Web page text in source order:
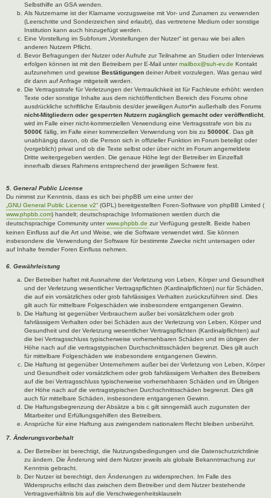
Selbsthilfe an GSA wenden.
Als Nutzername ist der Klarname vorzugsweise mit Vor- und Zunamen zu verwenden
(Leerschritte und Sonderzeichen sind erlaubt), das vertretene Medium oder sonstige
Institution kann auch hinzugefügt werden.
Eine Vorstellung im Subforum „Vorstellungen der Nutzer“ ist genau wie bei allen
anderen Nutzern Pflicht.
Bevor Befragungen der Nutzer oder Aufrufe zur Teilnahme an Studien oder Interviews
erfolgen können ist mit den Betreibern per E-Mail untermailbox@suh-ev.de Kontakt
aufzunehmen und gewisse Bestätigungen deiner Arbeit vorzulegen. Was genau wird
dir dann auf Anfrage mitgeteilt werden.
Die Vertragsstrafe für Verletzungen der Vertraulichkeit ist für Fachleute erhöht: werden
Texte oder sonstige Inhalte aus dem nichtöffentlichen Bereich des Forums ohne
ausdrückliche schriftliche Erlaubnis des/der jeweiligen Autor*in außerhalb des Forums
nicht-Mitgliedern oder gesperrten Nutzern zugänglich gemacht oder veröffentlicht,
wird im Falle einer nicht-kommerziellen Verwendung eine Vertragsstrafe von bis zu
5000€ fällig, im Falle einer kommerziellen Verwendung von bis zu 50000€ . Das gilt
unabhängig davon, ob die Person sich in offizieller Funktion im Forum beteiligt oder
(vorgeblich) privat und ob die Texte selbst oder über nicht im Forum angemeldete
Dritte weitergegeben werden. Die genaue Höhe legt der Betreiber im Einzelfall
innerhalb dieses Rahmens entsprechend der jeweiligen Schwere fest.
5. General Public License
Du nimmst zur Kenntnis, dass es sich bei phpBB um eine unter der
„GNU General Public License v2“ (GPL) bereitgestellten Foren-Software von phpBB Limited (
www.phpbb.com) handelt; deutschsprachige Informationen werden durch die
deutschsprachige Community unterwww.phpbb.de zur Verfügung gestellt. Beide haben
keinen Einfluss auf die Art und Weise, wie die Software verwendet wird. Sie können
insbesondere die Verwendung der Software für bestimmte Zwecke nicht untersagen oder
auf Inhalte fremder Foren Einfluss nehmen.
6. Gewährleistung
Der Betreiber haftet mit Ausnahme der Verletzung von Leben, Körper und Gesundheit
und der Verletzung wesentlicher Vertragspflichten (Kardinalpflichten) nur für Schäden,
die auf ein vorsätzliches oder grob fahrlässiges Verhalten zurückzuführen sind. Dies
gilt auch für mittelbare Folgeschäden wie insbesondere entgangenen Gewinn.
Die Haftung ist gegenüber Verbrauchern außer bei vorsätzlichem oder grob
fahrlässigem Verhalten oder bei Schäden aus der Verletzung von Leben, Körper und
Gesundheit und der Verletzung wesentlicher Vertragspflichten (Kardinalpflichten) auf
die bei Vertragsschluss typischerweise vorhersehbaren Schäden und im übrigen der
Höhe nach auf die vertragstypischen Durchschnittsschäden begrenzt. Dies gilt auch
für mittelbare Folgeschäden wie insbesondere entgangenen Gewinn.
Die Haftung ist gegenüber Unternehmern außer bei der Verletzung von Leben, Körper
und Gesundheit oder vorsätzlichem oder grob fahrlässigem Verhalten des Betreibers
auf die bei Vertragsschluss typischerweise vorhersehbaren Schäden und im Übrigen
der Höhe nach auf die vertragstypischen Durchschnittsschäden begrenzt. Dies gilt
auch für mittelbare Schäden, insbesondere entgangenen Gewinn.
Die Haftungsbegrenzung der Absätze a bis c gilt sinngemäß auch zugunsten der
Mitarbeiter und Erfüllungsgehilfen des Betreibers.
Ansprüche für eine Haftung aus zwingendem nationalem Recht bleiben unberührt.
7. Änderungsvorbehalt
Der Betreiber ist berechtigt, die Nutzungsbedingungen und die Datenschutzrichtlinie
zu ändern. Die Änderung wird dem Nutzer jeweils als globale Bekanntmachung zur
Kenntnis gebracht.
Der Nutzer ist berechtigt, den Änderungen zu widersprechen. Im Falle des
Widerspruchs erlischt das zwischen dem Betreiber und dem Nutzer bestehende
Vertragsverhältnis bis auf die Verschwiegenheitsklauseln